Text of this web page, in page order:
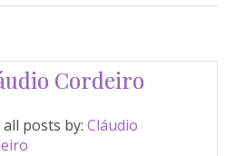
Cordeiro
all posts by: Cláudio